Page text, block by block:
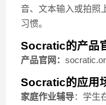
音、文本输入或拍照
习惯。
Socratic的产品
产品官网：
Socratic的应用
家庭作业辅导：学生